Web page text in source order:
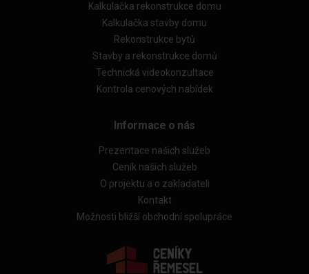
Kalkulačka rekonstrukce domu
Kalkulačka stavby domu
Rekonstrukce bytů
Stavby a rekonstrukce domů
Technická videokonzultace
Kontrola cenových nabídek
Informace o nás
Prezentace našich služeb
Ceník našich služeb
O projektu a o zakladateli
Kontakt
Možnosti bližší obchodní spolupráce